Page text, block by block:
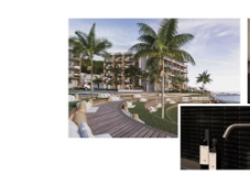
BaanTårnet -